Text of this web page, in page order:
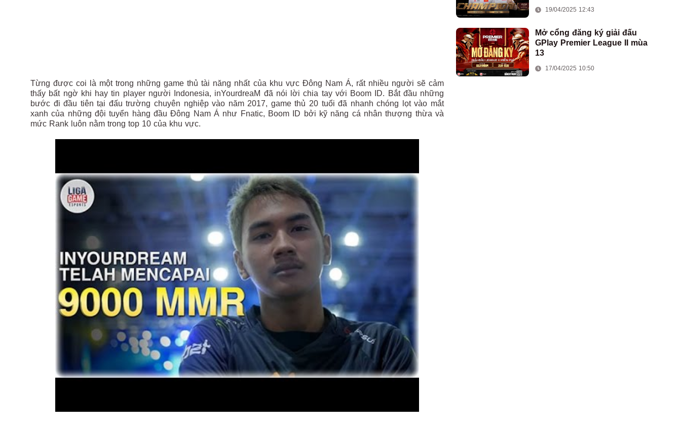
Từng được coi là một trong những game thủ tài năng nhất của khu vực Đông Nam Á, rất nhiều người sẽ cảm
thấy bất ngờ khi hay tin player người Indonesia, inYourdreaM đã nói lời chia tay với Boom ID. Bắt đầu những
bước đi đầu tiên tại đấu trường chuyên nghiệp vào năm 2017, game thủ 20 tuổi đã nhanh chóng lọt vào mắt
xanh của những đội tuyển hàng đầu Đông Nam Á như Fnatic, Boom ID bởi kỹ năng cá nhân thượng thừa và
mức Rank luôn nằm trong top 10 của khu vực.
19/04/2025 12:43
Mở cổng đăng ký giải đấu
GPlay Premier League II mùa
13
17/04/2025 10:50